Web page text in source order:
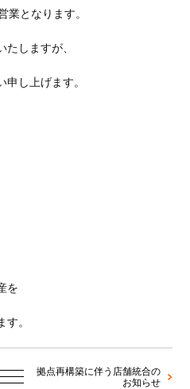
業となります。
しますが、
申し上げます。
を
。
拠点再構築に伴う店舗統合の
お知らせ